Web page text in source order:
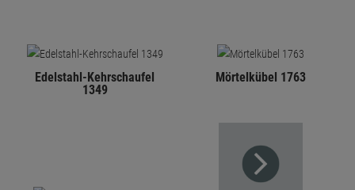
Edelstahl-Kehrschaufel
1349
Mörtelkübel 1763